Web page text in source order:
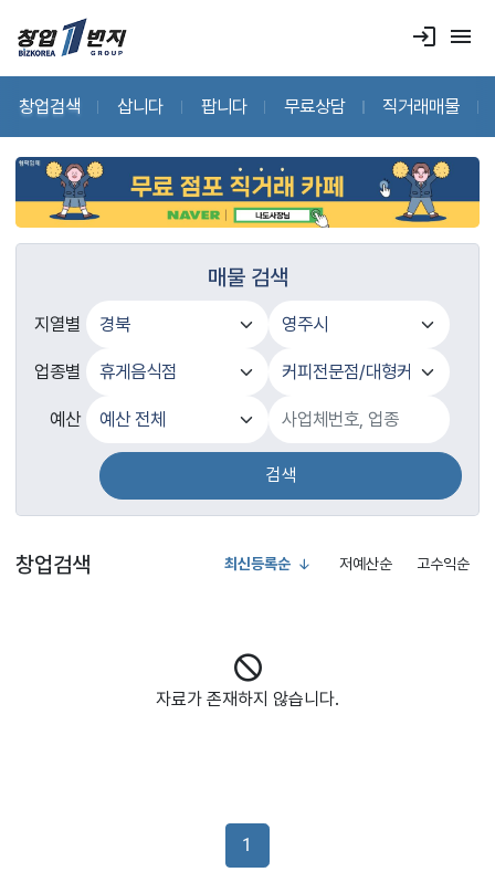
login menu
창업검색 삽니다 팝니다 무료상담 직거래매물
매물 검색
지열별
업종별
예산
검색
창업검색 최신등록순 저예산순 고수익순
자료가 존재하지 않습니다.
1